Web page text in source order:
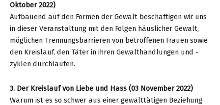
Oktober 2022)
Aufbauend auf den Formen der Gewalt beschäftigen wir uns
in dieser Veranstaltung mit den Folgen häuslicher Gewalt,
möglichen Trennungsbarrieren von betroffenen Frauen sowie
den Kreislauf, den Täter in ihren Gewalthandlungen und -
zyklen durchlaufen.
3. Der Kreislauf von Liebe und Hass (03 November 2022)
Warum ist es so schwer aus einer gewalttätigen Beziehung